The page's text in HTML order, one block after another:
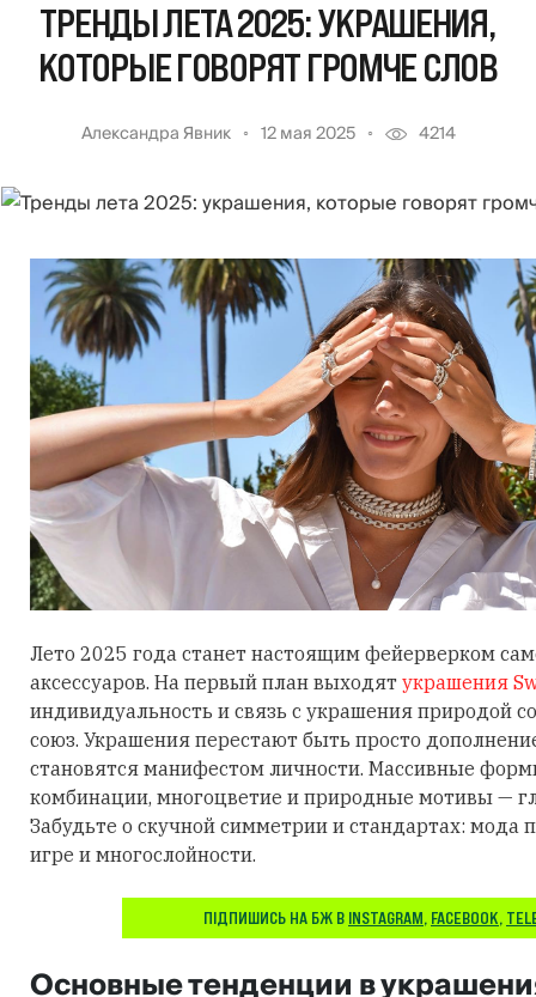
ТРЕНДЫ ЛЕТА 2025: УКРАШЕНИЯ,
КОТОРЫЕ ГОВОРЯТ ГРОМЧЕ СЛОВ
Александра Явник 12 мая 2025 4214
Лето 2025 года станет настоящим фейерверком
аксессуаров. На первый план выходят украшения
индивидуальность и связь с украшения природой
союз. Украшения перестают быть просто
становятся манифестом личности. Массивные
комбинации, многоцветие и природные мотивы —
Забудьте о скучной симметрии и стандартах: мода
игре и многослойности.
ПІДПИШИСЬ НА БЖ В INSTAGRAM, FACEBOOK,
Основные тенденции в